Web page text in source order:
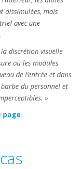
dissimulées, mais
avec une
discrétion visuelle
où les modules
de l’entrée et dans
du personnel et
»
page